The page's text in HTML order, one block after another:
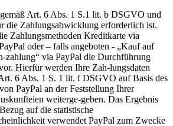
Art. 6 Abs. 1 S.1 lit. b DSGVO und
die Zahlungsabwicklung erforderlich ist.
Zahlungsmethoden Kreditkarte via
oder – falls angeboten - „Kauf auf
zahlung“ via PayPal die Durchführung
Hierfür werden Ihre Zah-lungsdaten
6 Abs. 1 S. 1 lit. f DSGVO auf Basis des
PayPal an der Feststellung Ihrer
weiterge-geben. Das Ergebnis
auf die statistische
verwendet PayPal zum Zwecke